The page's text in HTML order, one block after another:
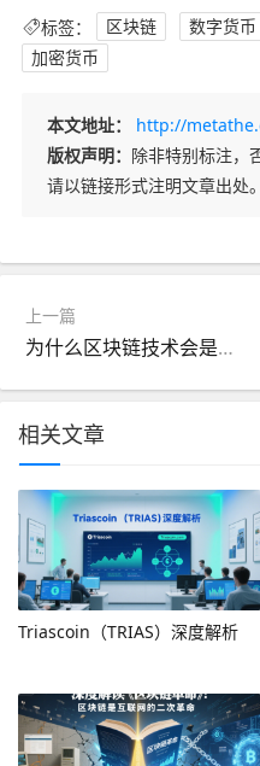
标签： 区块链 数字货币
加密货币
本文地址：
http://
版权声明： 除非特别标注，
请以链接形式注明文章出处。
上一篇
​为什么区块链技术会是改变未来互联网世界走向的伟大动力
相关文章
Triascoin（TRIAS）深度解析